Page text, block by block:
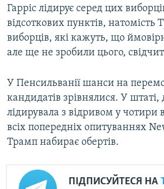
Гарріс лідирує серед цих
відсоткових пунктів, натомість
виборців, які кажуть, що
але ще не зробили цього,
У Пенсильванії шанси на
кандидатів зрівнялися. У штаті,
лідирувала з відривом у чотири
всіх попередніх опитуваннях
Трамп набирає обертів.
ПІДПИСУЙТЕСЯ НА